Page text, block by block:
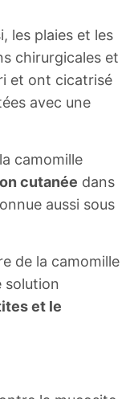
les plaies et les
chirurgicales et
et ont cicatrisé
avec une
camomille
cutanée dans
aussi sous
de la camomille
solution
et le